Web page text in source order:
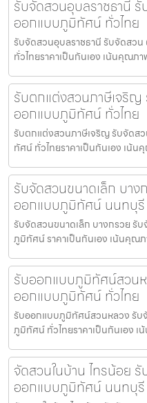
รับจัดสวนอุบลราชธานี
ออกแบบภูมิทัศน์ ทั่วไทย
รับจัดสวนอุบลราชธานี รับจัดส
ทั่วไทยราคาเป็นกันเอง เน้นคุณภ
รับตกแต่งสวนภาษีเจริ
ออกแบบภูมิทัศน์ ทั่วไทย
รับตกแต่งสวนภาษีเจริญ รับจัด
ทัศน์ ทั่วไทยราคาเป็นกันเอง เน้
รับจัดสวนขนาดเล็ก บา
ออกแบบภูมิทัศน์ นนทบุรี
รับจัดสวนขนาดเล็ก บางกรวย
ภูมิทัศน์ ราคาเป็นกันเอง เน้นคุณ
รับออกแบบภูมิทัศน์สวน
ออกแบบภูมิทัศน์ ทั่วไทย
รับออกแบบภูมิทัศน์สวนหลวง รั
ภูมิทัศน์ ทั่วไทยราคาเป็นกันเอง
จัดสวนในบ้าน ไทรน้อย
ออกแบบภูมิทัศน์ นนทบุรี